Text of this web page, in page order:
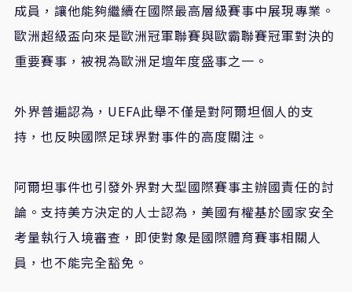
成員，讓他能夠繼續在國際最高層級賽事中展現專業。
歐洲超級盃向來是歐洲冠軍聯賽與歐霸聯賽冠軍對決的
重要賽事，被視為歐洲足壇年度盛事之一。
外界普遍認為， UEFA此舉不僅是對阿爾坦個人的支
持，也反映國際足球界對事件的高度關注。
阿爾坦事件也引發外界對大型國際賽事主辦國責任的討
論。支持美方決定的人士認為，美國有權基於國家安全
考量執行入境審查，即使對象是國際體育賽事相關人
員，也不能完全豁免。